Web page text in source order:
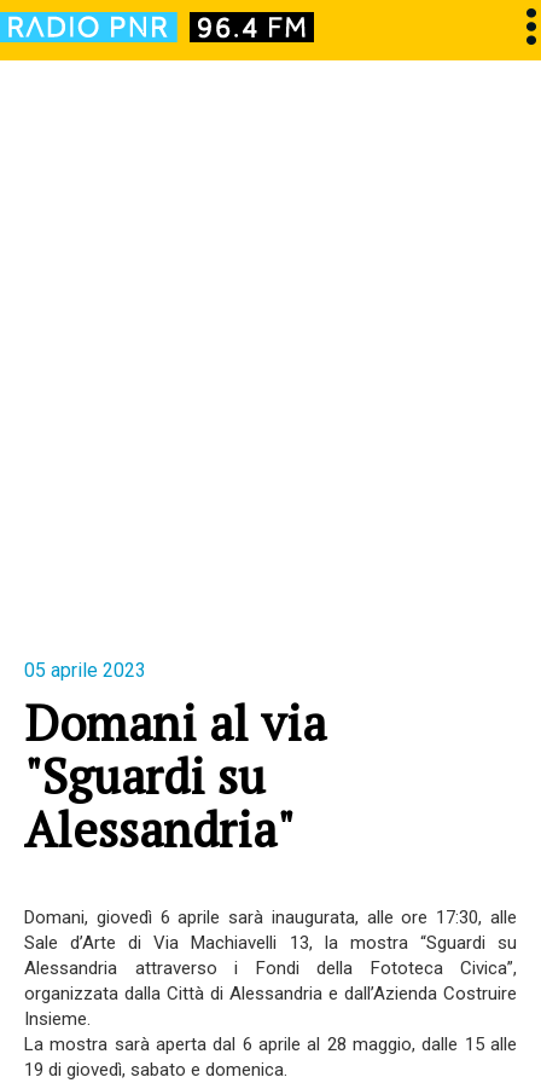
05 aprile 2023
Domani al via
"Sguardi su
Alessandria"
Domani, giovedì 6 aprile sarà inaugurata, alle ore 17:30, alle
Sale d’Arte di Via Machiavelli 13, la mostra “Sguardi su
Alessandria attraverso i Fondi della Fototeca Civica”,
organizzata dalla Città di Alessandria e dall’Azienda Costruire
Insieme.
La mostra sarà aperta dal 6 aprile al 28 maggio, dalle 15 alle
19 di giovedì, sabato e domenica.